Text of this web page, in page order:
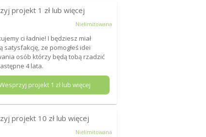
projekt 1 zł lub więcej
Nielimitowana
ci ładnie! I będziesz miał
satysfakcję, ze pomogłeś idei
osób którzy będą tobą rzadzić
4 lata.
projekt 1 zł lub więcej
projekt 10 zł lub więcej
Nielimitowana